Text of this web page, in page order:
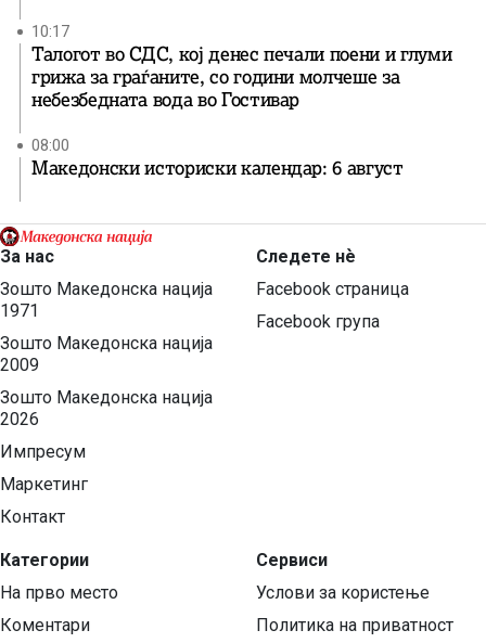
10:17
Талогот во СДС, кој денес печали поени и глуми
грижа за граѓаните, со години молчеше за
небезбедната вода во Гостивар
08:00
Македонски историски календар: 6 август
За нас
Зошто Македонска нација
1971
Зошто Македонска нација
2009
Зошто Македонска нација
2026
Импресум
Маркетинг
Контакт
Категории
На прво место
Коментари
Следете нѐ
Facebook страница
Facebook група
Сервиси
Услови за користење
Политика на приватност